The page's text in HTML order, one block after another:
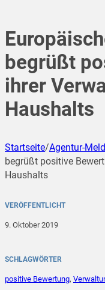
begrüßt
ihrer
Haushalts
Startseite/Agentur-
begrüßt positive
Haushalts
VERÖFFENTLICHT
9. Oktober 2019
SCHLAGWÖRTER
positive Bewertung,